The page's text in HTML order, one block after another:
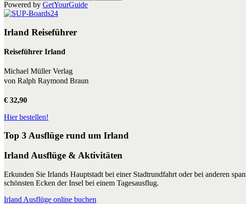
Powered by GetYourGuide
Irland Reiseführer
Reiseführer Irland
Michael Müller Verlag
von Ralph Raymond Braun
€ 32,90
Hier bestellen!
Top 3 Ausflüge rund um Irland
Irland Ausflüge & Aktivitäten
Erkunden Sie Irlands Hauptstadt bei einer Stadtrundfahrt oder bei anderen
schönsten Ecken der Insel bei einem Tagesausflug.
Irland Ausflüge online buchen